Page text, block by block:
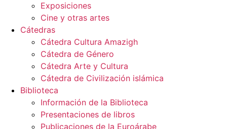
Exposiciones
Cine y otras artes
Cátedras
Cátedra Cultura Amazigh
Cátedra de Género
Cátedra Arte y Cultura
Cátedra de Civilización islámica
Biblioteca
Información de la Biblioteca
Presentaciones de libros
Publicaciones de la Euroárabe